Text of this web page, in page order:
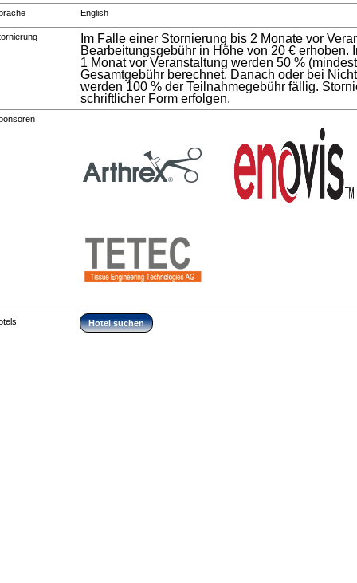
English
Im Falle einer Stornierung bis 2 Monate vor
Bearbeitungsgebühr in Höhe von 20 € erhoben.
1 Monat vor Veranstaltung werden 50 %
Gesamtgebühr berechnet. Danach oder bei
werden 100 % der Teilnahmegebühr fällig.
schriftlicher Form erfolgen.
Hotel suchen